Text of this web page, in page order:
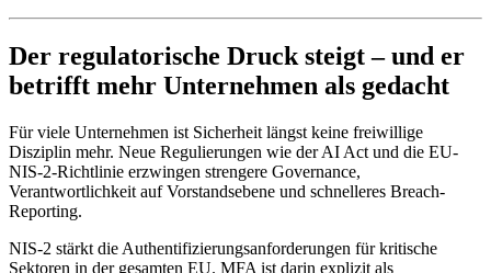
Der regulatorische Druck steigt – und er
betrifft mehr Unternehmen als gedacht
Für viele Unternehmen ist Sicherheit längst keine freiwillige
Disziplin mehr. Neue Regulierungen wie der AI Act und die EU-
NIS-2-Richtlinie erzwingen strengere Governance,
Verantwortlichkeit auf Vorstandsebene und schnelleres Breach-
Reporting.
NIS-2 stärkt die Authentifizierungsanforderungen für kritische
Sektoren in der gesamten EU. MFA ist darin explizit als